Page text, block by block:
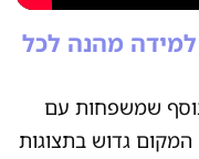
למידה מהנה לכל
נוסף שמשפחות עם
המקום גדוש בתצוגות